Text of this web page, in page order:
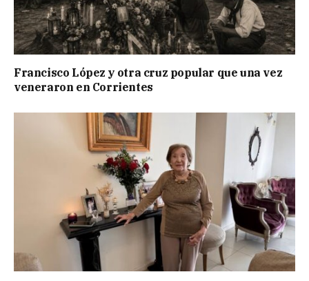
Francisco López y otra cruz popular que una vez
veneraron en Corrientes